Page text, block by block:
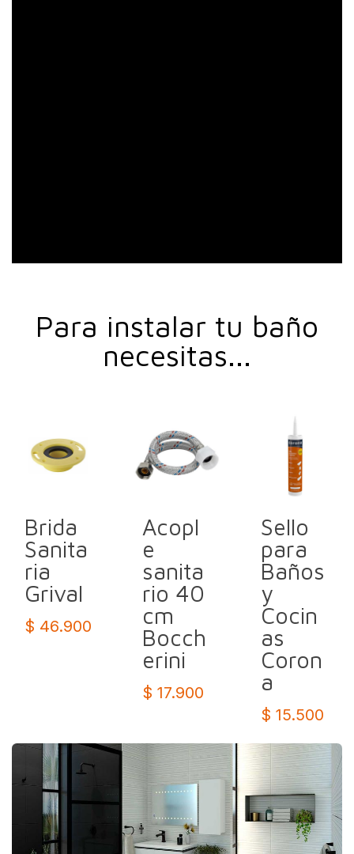
Para instalar tu baño
necesitas...
Brida
Sanita
ria
Grival
$ 46.900
Acopl
e
sanita
rio 40
cm
Bocch
erini
$ 17.900
Sello
para
Baños
y
Cocin
as
Coron
a
$ 15.500